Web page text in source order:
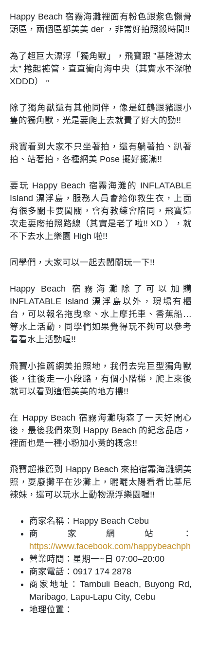
Happy Beach 宿霧海灘裡面有粉色跟紫色懶骨
頭區，兩個區都美美 der ，非常好拍照殺時間!!
為了超巨大漂浮「獨角獸」，飛寶跟 ”基隆游太
太” 捲起褲管，直直衝向海中央（其實水不深啦
XDDD）。
除了獨角獸還有其他同伴，像是紅鶴跟豬跟小
隻的獨角獸，光是要爬上去就費了好大的勁!!
飛寶看到大家不只坐著拍，還有躺著拍、趴著
拍、站著拍，各種網美 Pose 擺好擺滿!!
要玩 Happy Beach 宿霧海灘的 INFLATABLE
Island 漂浮島，服務人員會給你救生衣，上面
有很多關卡要闖關，會有教練會陪同，飛寶這
次走耍廢拍照路線（其實是老了啦!! XD ），就
不下去水上樂園 High 啦!!
同學們，大家可以一起去闖關玩一下!!
Happy Beach 宿霧海灘除了可以加購
INFLATABLE Island 漂浮島以外，現場有櫃
台，可以報名拖曳傘、水上摩托車、香蕉船…
等水上活動，同學們如果覺得玩不夠可以參考
看看水上活動喔!!
飛寶小推薦網美拍照地，我們去完巨型獨角獸
後，往後走一小段路，有個小階梯，爬上來後
就可以看到這個美美的地方摟!!
在 Happy Beach 宿霧海灘嗨森了一天好開心
後，最後我們來到 Happy Beach 的紀念品店，
裡面也是一種小粉加小黃的概念!!
飛寶超推薦到 Happy Beach 來拍宿霧海灘網美
照，耍廢攤平在沙灘上，曬曬太陽看看比基尼
辣妹，還可以玩水上動物漂浮樂園喔!!
商家名稱：Happy Beach Cebu
商家網站：
https://www.facebook.com/happybeachph
營業時間：星期一~日 07:00–20:00
商家電話： 0917 174 2878
商家地址：Tambuli Beach, Buyong Rd,
Maribago, Lapu-Lapu City, Cebu
地理位置：